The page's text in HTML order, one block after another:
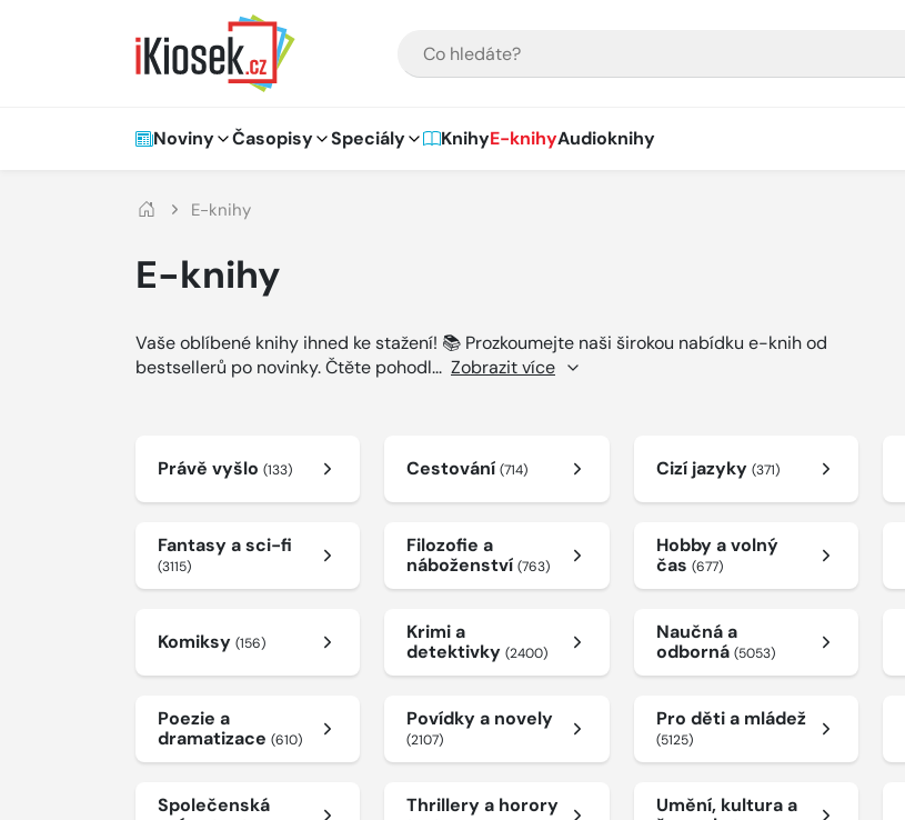
Hlavní navigace
Noviny Časopisy Speciály KnihyE-knihyAudioknihy
E-knihy
E-knihy
Vaše oblíbené knihy ihned ke stažení! 📚 Prozkoumejte naši širokou nabídku e-knih od
bestsellerů po novinky. Čtěte pohodl... Zobrazit více
Právě vyšlo (133) Cestování(714) Cizí jazyky (371)
Fantasy a sci-fi
(3115)
Filozofie a
náboženství(763)
Hobby a volný
čas (677)
Komiksy (156)
Krimi a
detektivky(2400)
Naučná a
odborná (5053)
Poezie a
dramatizace (610)
Povídky a novely
(2107)
Pro děti a mládež
(5125)
Společenská
Thrillery a horory
Umění, kultura a